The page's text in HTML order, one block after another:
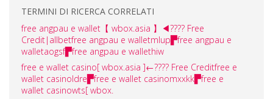
TERMINI DI RICERCA CORRELATI
free angpau e wallet【 wbox.asia 】◀???? Free
Credit|allbetfree angpau e walletmlup▛free angpau e
walletaogsf▛free angpau e wallethiw
free e wallet casino[ wbox.asia ]←???? Free Creditfree e
wallet casinoldre▛free e wallet casinomxxkk▛free e
wallet casinowts[ wbox.